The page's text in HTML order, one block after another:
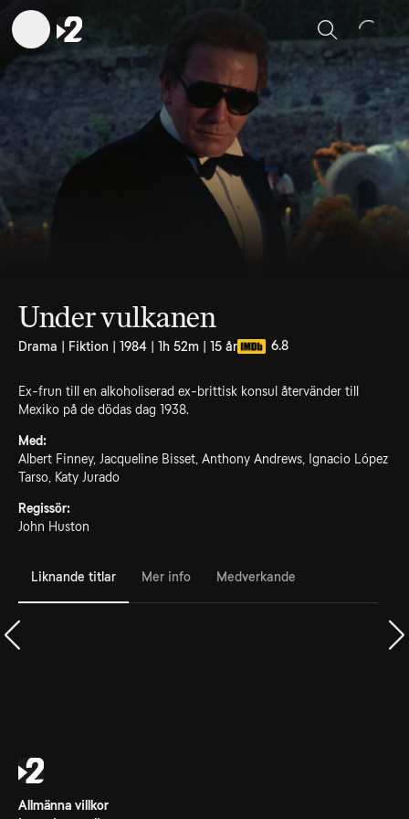
Sök
Under vulkanen
Drama | Fiktion | 1984 | 1h 52m | 15 år 6.8
Ex-frun till en alkoholiserad ex-brittisk konsul återvänder till
Mexiko på de dödas dag 1938.
Med:
Albert Finney, Jacqueline Bisset, Anthony Andrews, Ignacio López
Tarso, Katy Jurado
Regissör:
John Huston
Liknande titlar Mer info Medverkande
Allmänna villkor